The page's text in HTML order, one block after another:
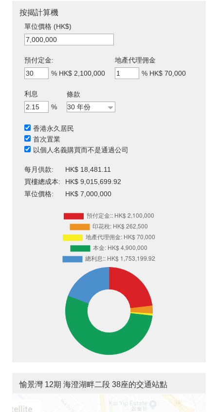
按揭計算機
單位價格 (HK$)
預付定金:
% HK$ 2,100,000
地產代理佣金
% HK$ 70,000
利息
%
條款
香港永久居民
首次置業
以個人名義購買而不是通過公司
每月供款:
HK$ 18,481.11
買樓總成本:
HK$ 9,015,699.92
單位價格:
HK$ 7,000,000
愉景灣 12期 海澄湖畔二段 38座的交通站點